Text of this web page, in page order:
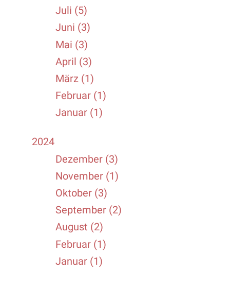
Juli (5)
Juni (3)
Mai (3)
April (3)
März (1)
Februar (1)
Januar (1)
2024
Dezember (3)
November (1)
Oktober (3)
September (2)
August (2)
Februar (1)
Januar (1)